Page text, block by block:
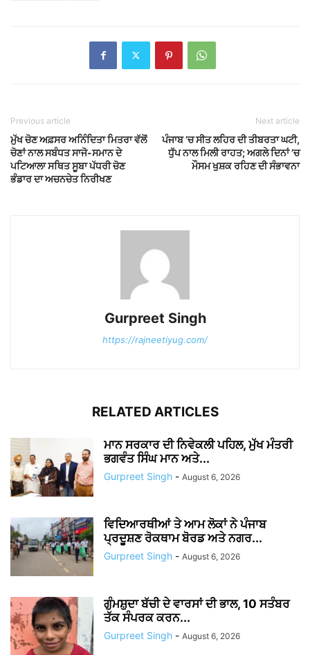
Previous article
ਮੁੱਖ ਚੋਣ ਅਫ਼ਸਰ ਅਨਿੰਦਿਤਾ ਮਿਤਰਾ ਵੱਲੋਂ
ਚੋਣਾਂ ਨਾਲ ਸਬੰਧਤ ਸਾਜੋ-ਸਮਾਨ ਦੇ
ਪਟਿਆਲਾ ਸਥਿਤ ਸੂਬਾ ਪੱਧਰੀ ਚੋਣ
ਭੰਡਾਰ ਦਾ ਅਚਨਚੇਤ ਨਿਰੀਖਣ
Next article
ਪੰਜਾਬ ’ਚ ਸੀਤ ਲਹਿਰ ਦੀ ਤੀਬਰਤਾ ਘਟੀ,
ਧੁੱਪ ਨਾਲ ਮਿਲੀ ਰਾਹਤ; ਅਗਲੇ ਦਿਨਾਂ ’ਚ
ਮੌਸਮ ਖੁਸ਼ਕ ਰਹਿਣ ਦੀ ਸੰਭਾਵਨਾ
Gurpreet Singh
https://rajneetiyug.com/
RELATED ARTICLES
ਮਾਨ ਸਰਕਾਰ ਦੀ ਨਿਵੇਕਲੀ ਪਹਿਲ, ਮੁੱਖ ਮੰਤਰੀ
ਭਗਵੰਤ ਸਿੰਘ ਮਾਨ ਅਤੇ...
Gurpreet Singh - August 6, 2026
ਵਿਦਿਆਰਥੀਆਂ ਤੇ ਆਮ ਲੋਕਾਂ ਨੇ ਪੰਜਾਬ
ਪ੍ਰਦੂਸ਼ਣ ਰੋਕਥਾਮ ਬੋਰਡ ਅਤੇ ਨਗਰ...
Gurpreet Singh - August 6, 2026
ਗੁੰਮਸ਼ੁਦਾ ਬੱਚੀ ਦੇ ਵਾਰਸਾਂ ਦੀ ਭਾਲ, 10 ਸਤੰਬਰ
ਤੱਕ ਸੰਪਰਕ ਕਰਨ...
Gurpreet Singh - August 6, 2026